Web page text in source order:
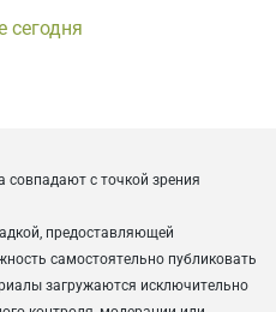
сегодня
совпадают с точкой зрения
предоставляющей
самостоятельно публиковать
загружаются исключительно